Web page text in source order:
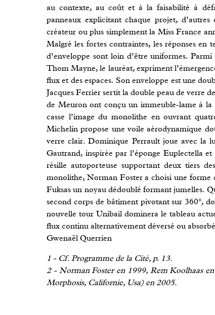
au contexte, au coût et à la faisabilité à
panneaux explicitant chaque projet,
créateur ou plus simplement la Miss France
Malgré les fortes contraintes, les réponses
d’enveloppe sont loin d’être uniformes.
Thom Mayne, le lauréat, expriment
flux et des espaces. Son enveloppe est une
Jacques Ferrier sertit la double peau de verre
de Meuron ont conçu un immeuble-lame à
casse l’image du monolithe en ouvrant
Michelin propose une voile aérodynamique
verre clair. Dominique Perrault joue avec la
Gautrand, inspirée par l’éponge Euplectella
résille autoporteuse supportant deux tiers
monolithe, Norman Foster a choisi une forme
Fuksas un noyau dédoublé formant jumelles.
second corps de bâtiment pivotant sur 360°,
nouvelle tour Unibail dominera le tableau
flux continu alternativement déversé ou
Gwenaël Querrien
1 - Cf. Programme de la Cité, p. 13.
2 - Norman Foster en 1999, Rem Koolhaas
Morphosis, Californie, Usa) en 2005.